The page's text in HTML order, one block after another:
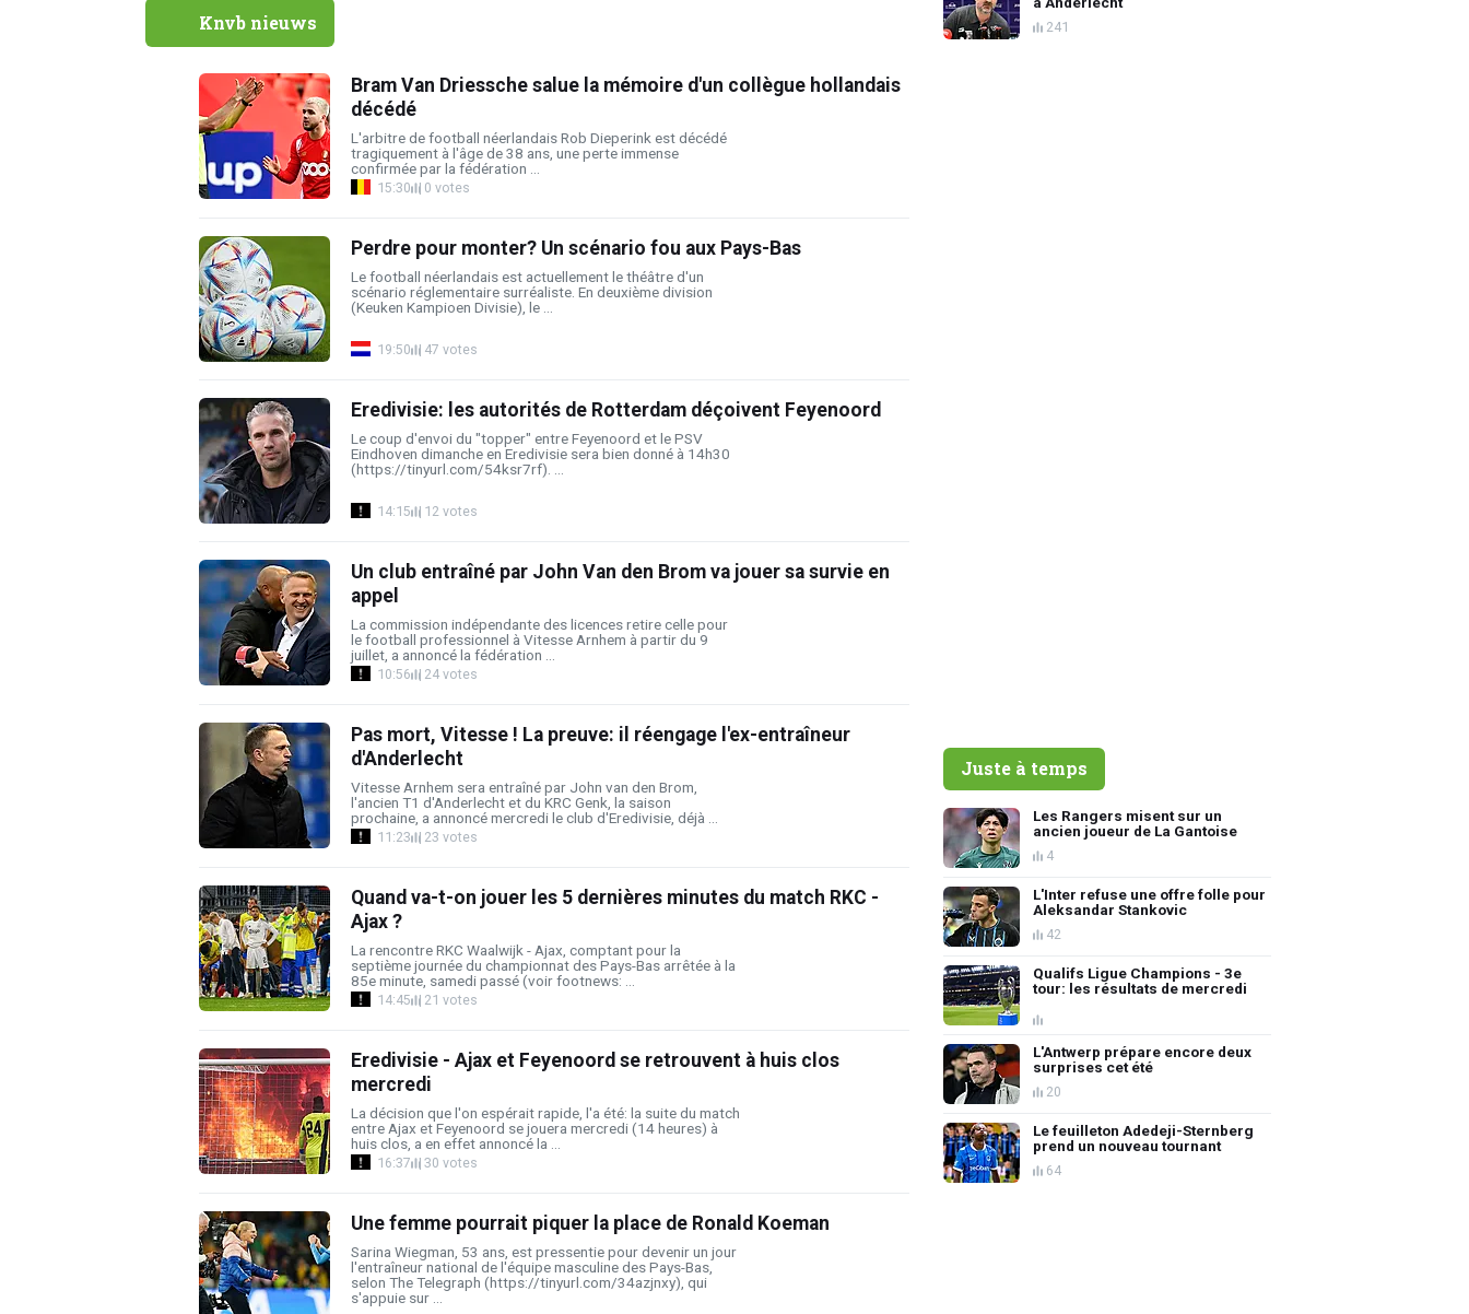
Knvb nieuws
Bram Van Driessche salue la mémoire d'un collègue hollandais
décédé
L'arbitre de football néerlandais Rob Dieperink est décédé
tragiquement à l'âge de 38 ans, une perte immense
confirmée par la fédération ...
15:30 0 votes
Perdre pour monter? Un scénario fou aux Pays-Bas
Le football néerlandais est actuellement le théâtre d'un
scénario réglementaire surréaliste. En deuxième division
(Keuken Kampioen Divisie), le ...
19:50 47 votes
Eredivisie: les autorités de Rotterdam déçoivent Feyenoord
Le coup d'envoi du "topper" entre Feyenoord et le PSV
Eindhoven dimanche en Eredivisie sera bien donné à 14h30
(https://tinyurl.com/54ksr7rf). ...
14:15 12 votes
Un club entraîné par John Van den Brom va jouer sa survie en
appel
La commission indépendante des licences retire celle pour
le football professionnel à Vitesse Arnhem à partir du 9
juillet, a annoncé la fédération ...
10:56 24 votes
Pas mort, Vitesse ! La preuve: il réengage l'ex-entraîneur
d'Anderlecht
Vitesse Arnhem sera entraîné par John van den Brom,
l'ancien T1 d'Anderlecht et du KRC Genk, la saison
prochaine, a annoncé mercredi le club d'Eredivisie, déjà ...
11:23 23 votes
Quand va-t-on jouer les 5 dernières minutes du match RKC -
Ajax ?
La rencontre RKC Waalwijk - Ajax, comptant pour la
septième journée du championnat des Pays-Bas arrêtée à la
85e minute, samedi passé (voir footnews: ...
14:45 21 votes
Eredivisie - Ajax et Feyenoord se retrouvent à huis clos
mercredi
La décision que l'on espérait rapide, l'a été: la suite du match
entre Ajax et Feyenoord se jouera mercredi (14 heures) à
huis clos, a en effet annoncé la ...
16:37 30 votes
Une femme pourrait piquer la place de Ronald Koeman
Sarina Wiegman, 53 ans, est pressentie pour devenir un jour
l'entraîneur national de l'équipe masculine des Pays-Bas,
selon The Telegraph (https://tinyurl.com/34azjnxy), qui
s'appuie sur ...
241
Juste à temps
Les Rangers misent sur un
ancien joueur de La Gantoise
4
L'Inter refuse une offre folle pour
Aleksandar Stankovic
42
Qualifs Ligue Champions - 3e
tour: les résultats de mercredi
L'Antwerp prépare encore deux
surprises cet été
20
Le feuilleton Adedeji-Sternberg
prend un nouveau tournant
64